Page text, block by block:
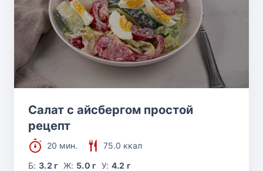
Салат с айсбергом простой
рецепт
20 мин.
75.0 ккал
Б:3.2 г Ж: 5.0 г У: 4.2 г